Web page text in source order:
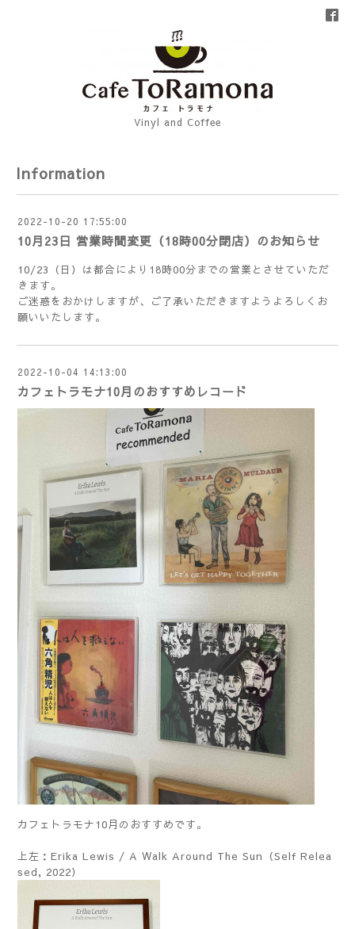
Vinyl and Coffee
Information
2022-10-20 17:55:00
10月23日 営業時間変更（18時00分閉店）のお知らせ
10/23（日）は都合により18時00分までの営業とさせていただ
きます。
ご迷惑をおかけしますが、ご了承いただきますようよろしくお
願いいたします。
2022-10-04 14:13:00
カフェトラモナ10月のおすすめレコード
カフェトラモナ10月のおすすめです。
上左：​​Erika Lewis / A Walk Around The Sun（Self Relea
sed, 2022）